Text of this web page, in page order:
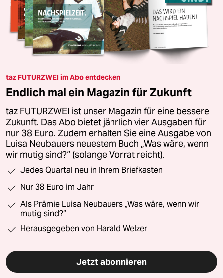
taz FUTURZWEI im Abo entdecken
Endlich mal ein Magazin für Zukunft
taz FUTURZWEI ist unser Magazin für eine bessere
Zukunft. Das Abo bietet jährlich vier Ausgaben für
nur 38 Euro. Zudem erhalten Sie eine Ausgabe von
Luisa Neubauers neuestem Buch „Was wäre, wenn
wir mutig sind?“ (solange Vorrat reicht).
Jedes Quartal neu in Ihrem Briefkasten
Nur 38 Euro im Jahr
Als Prämie Luisa Neubauers „Was wäre, wenn wir
mutig sind?“
Herausgegeben von Harald Welzer
Jetzt abonnieren